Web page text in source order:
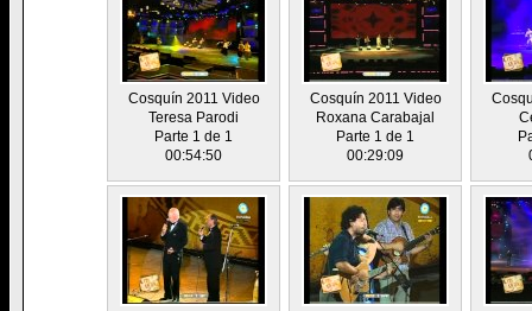
Cosquín 2011 Video
Teresa Parodi
Parte 1 de 1
00:54:50
Cosquín 2011 Video
Roxana Carabajal
Parte 1 de 1
00:29:09